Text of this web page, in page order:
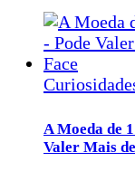
A Moeda de
Valer Mais